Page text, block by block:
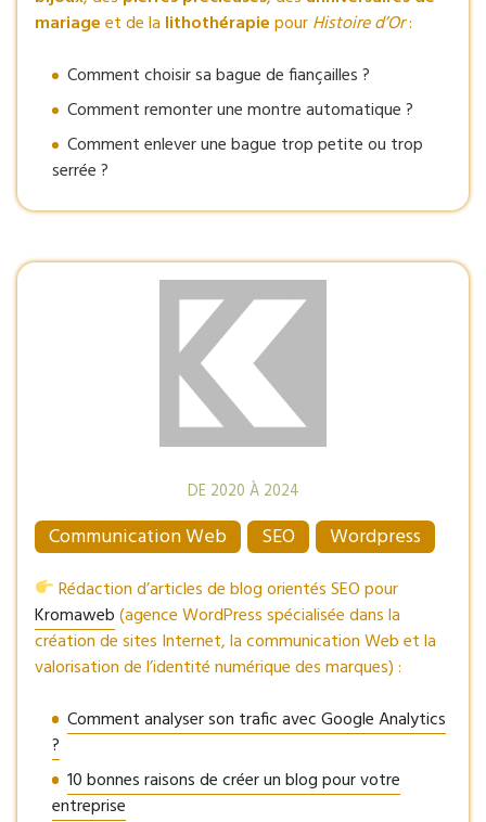
mariageet de la lithothérapiepourHistoire d’Or:
Comment choisir sa bague de fiançailles ?
Comment remonter une montre automatique ?
Comment enlever une bague trop petite ou trop
serrée ?
DE 2020 À 2024
Communication Web SEO Wordpress
Rédaction d’articles de blog orientés SEO pour
Kromaweb(agence WordPress spécialisée dans la
création de sites Internet, la communication Web et la
valorisation de l’identité numérique des marques) :
Comment analyser son trafic avec Google Analytics
?
10 bonnes raisons de créer un blog pour votre
entreprise